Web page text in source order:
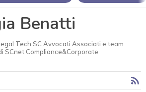
Benatti
Tech SC Avvocati Associati e team
SCnet Compliance&Corporate